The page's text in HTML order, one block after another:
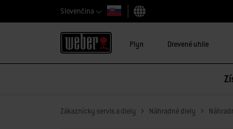
Slovenčina
Vybrať krajinu
Plyn Drevené uhlie
Zákaznícky servis a diely Náhradné diely